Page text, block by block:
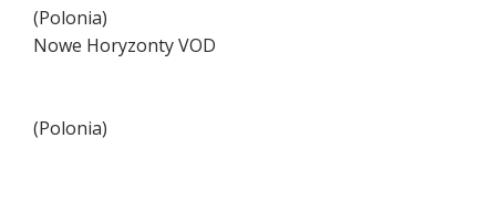
(Polonia)
Nowe Horyzonty VOD
(Polonia)